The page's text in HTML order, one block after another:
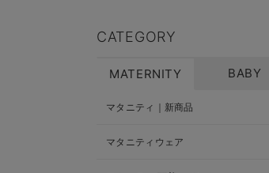
CATEGORY
MATERNITY BABY
マタニティ｜新商品
マタニティウェア